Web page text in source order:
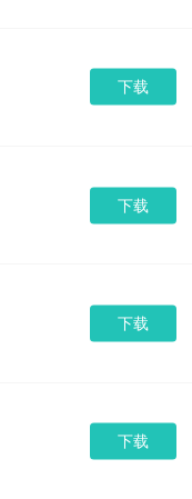
下载
下载
下载
下载